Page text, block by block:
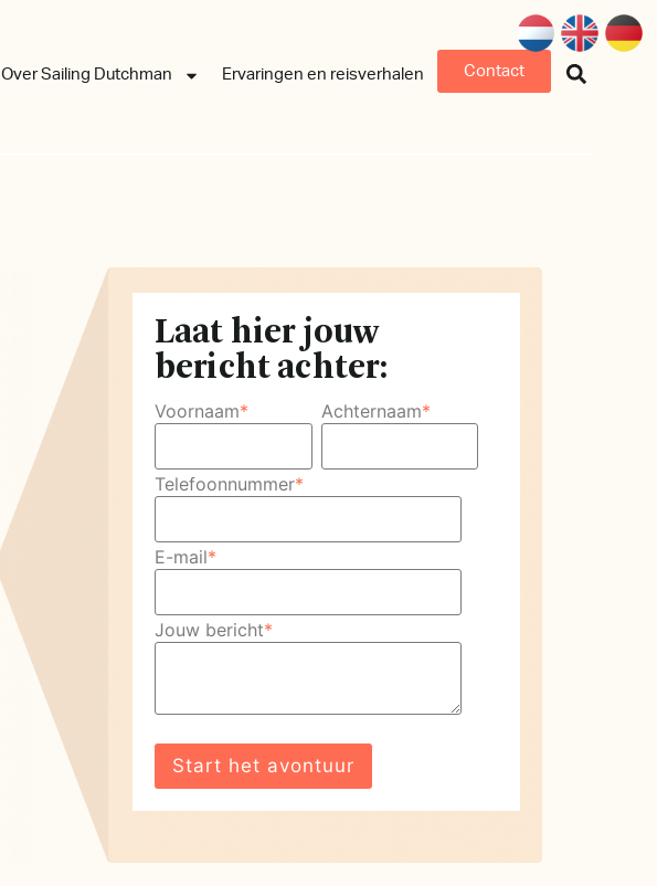
Over Sailing Dutchman Ervaringen en reisverhalen Contact
Laat hier jouw
bericht achter:
Voornaam* Achternaam*
Telefoonnummer*
E-mail*
Jouw bericht*